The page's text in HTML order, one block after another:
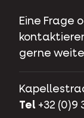
Eine Frage
gerne
Tel +32 (0)9